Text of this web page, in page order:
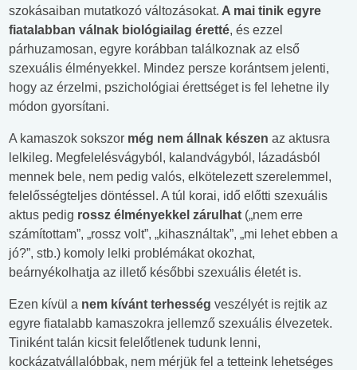
szokásaiban mutatkozó változásokat. A mai tinik egyre
fiatalabban válnak biológiailag éretté, és ezzel
párhuzamosan, egyre korábban találkoznak az első
szexuális élményekkel. Mindez persze korántsem jelenti,
hogy az érzelmi, pszichológiai érettséget is fel lehetne ily
módon gyorsítani.
A kamaszok sokszor még nem állnak készen az aktusra
lelkileg. Megfelelésvágyból, kalandvágyból, lázadásból
mennek bele, nem pedig valós, elkötelezett szerelemmel,
felelősségteljes döntéssel. A túl korai, idő előtti szexuális
aktus pedig rossz élményekkel zárulhat („nem erre
számítottam”, „rossz volt”, „kihasználtak”, „mi lehet ebben a
jó?”, stb.) komoly lelki problémákat okozhat,
beárnyékolhatja az illető későbbi szexuális életét is.
Ezen kívül a nem kívánt terhesség veszélyét is rejtik az
egyre fiatalabb kamaszokra jellemző szexuális élvezetek.
Tiniként talán kicsit felelőtlenek tudunk lenni,
kockázatvállalóbbak, nem mérjük fel a tetteink lehetséges